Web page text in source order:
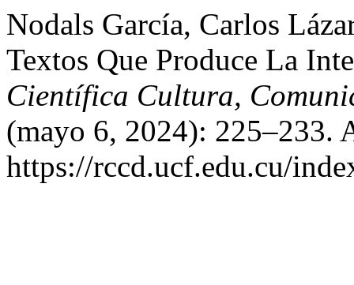
Nodals García, Carlos
Textos Que Produce La
Científica Cultura,
(mayo 6, 2024): 225–233.
https://rccd.ucf.edu.cu/